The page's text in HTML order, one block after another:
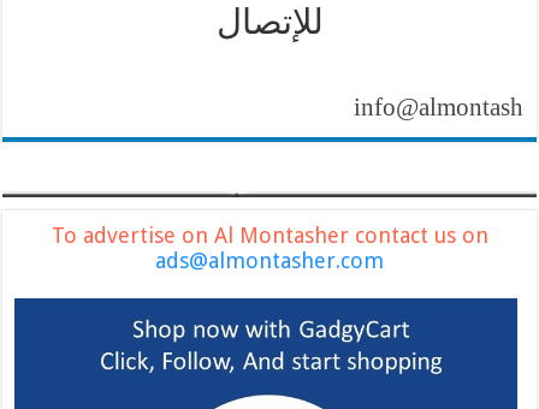
للإتصال
info@almontasher.com
To advertise on Al Montasher contact us on
ads@almontasher.com